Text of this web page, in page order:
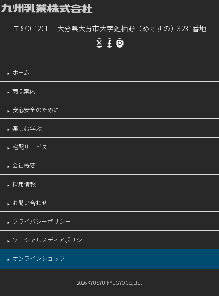
〒870-1201 大分県大分市大字廻栖野（めぐすの）3231番地
ホーム
商品案内
安心安全のために
楽しむ学ぶ
宅配サービス
会社概要
採用情報
お問い合わせ
プライバシーポリシー
ソーシャルメディアポリシー
オンラインショップ
2026 KYUSYU-NYUGYO Co.,Ltd.